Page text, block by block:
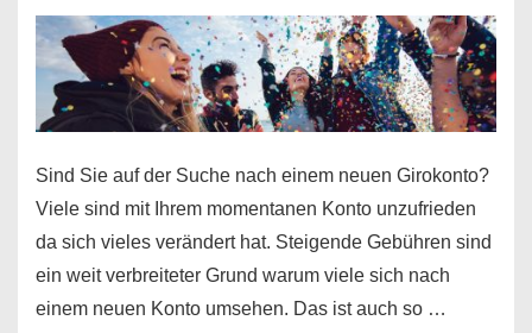
ohne
Einkommensnachweis
Sind Sie auf der Suche nach einem neuen Girokonto?
Viele sind mit Ihrem momentanen Konto unzufrieden
da sich vieles verändert hat. Steigende Gebühren sind
ein weit verbreiteter Grund warum viele sich nach
einem neuen Konto umsehen. Das ist auch so …